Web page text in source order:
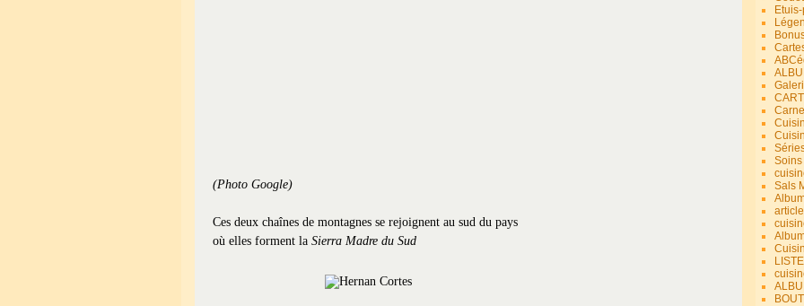
(Photo Google)
Ces deux chaînes de montagnes se rejoignent au sud du pays
où elles forment la Sierra Madre du Sud
Sals
article